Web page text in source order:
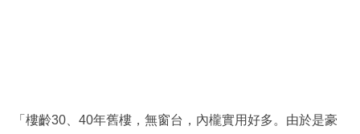
「樓齡30、40年舊樓，無窗台，內櫳實用好多。由於是豪